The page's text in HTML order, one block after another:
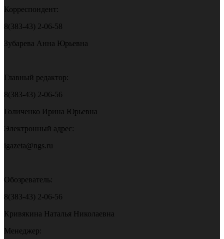
Корреспондент:
8(383-43) 2-06-58
Зубарева Анна Юрьевна
Главный редактор:
8(383-43) 2-06-56
Голиченко Ирина Юрьевна
Электронный адрес:
igazeta@ngs.ru
Обозреватель:
8(383-43) 2-06-56
Кривякина Наталья Николаевна
Менеджер: